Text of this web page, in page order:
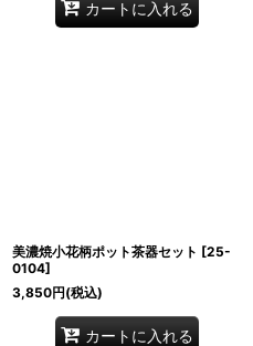
カートに入れる
美濃焼小花柄ポット茶器セット [25-
0104]
3,850円(税込)
カートに入れる